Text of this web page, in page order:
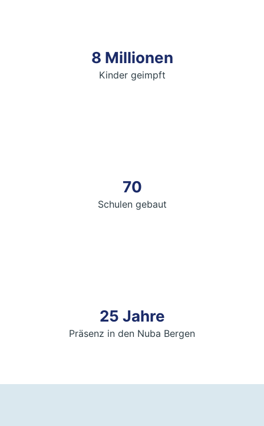
8 Millionen
Kinder geimpft
70
Schulen gebaut
25 Jahre
Präsenz in den Nuba Bergen